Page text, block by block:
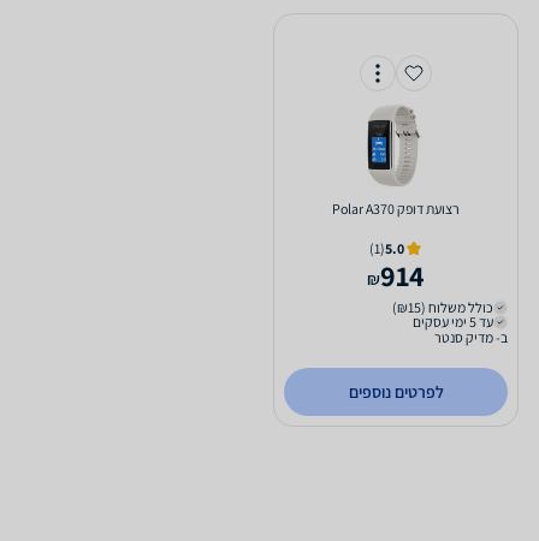
‏רצועת דופק Polar A370
5.0
(1)
914
₪
כולל משלוח (₪15)
עד 5 ימי עסקים
ב- מדיק סנטר
לפרטים נוספים